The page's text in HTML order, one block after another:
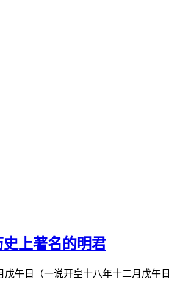
上著名的明君
午日（一说开皇十八年十二月戊